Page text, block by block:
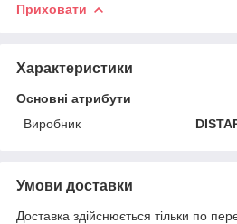
Приховати
Характеристики
Основні атрибути
Виробник
Умови доставки
Доставка здійснюється тільки по